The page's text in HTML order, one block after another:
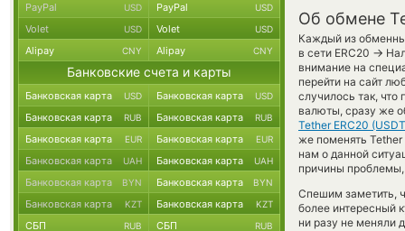
Об обмене
Каждый из
в сети ERC20 →
внимание на
перейти на сайт
случилось так,
валюты, сразу же
Tether ERC20
же поменять
нам о данной
причины
Спешим заметить,
более интересный
ни разу не меняли
PayPal USD PayPal USD
Volet USD Volet USD
Alipay CNY Alipay CNY
Банковские счета и карты
Банковская карта USD Банковская карта USD
Банковская карта RUB Банковская карта RUB
Банковская карта EUR Банковская карта EUR
Банковская карта UAH Банковская карта UAH
Банковская карта BYN Банковская карта BYN
Банковская карта KZT Банковская карта KZT
СБП RUB СБП RUB